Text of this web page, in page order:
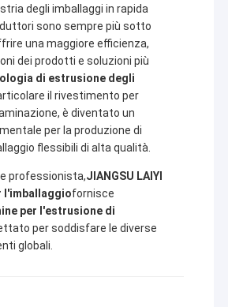
degli imballaggi in rapida
sono sempre più sotto
una maggiore efficienza,
dei prodotti e soluzioni più
di estrusione degli
il rivestimento per
è diventato un
per la produzione di
flessibili di alta qualità.
professionista,JIANGSU LAIYI
l'imballaggiofornisce
per l'estrusione di
per soddisfare le diverse
globali.